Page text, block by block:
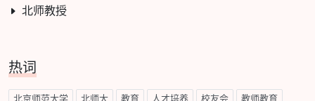
北师教授
热词
北京师范大学 北师大 教育 人才培养 校友会 教师教育